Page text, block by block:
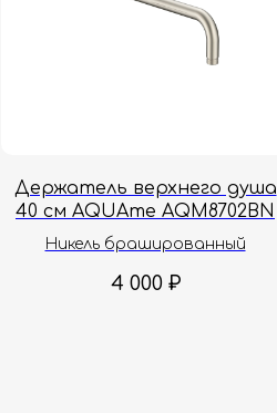
Держатель верхнего душа
40 см AQUAme AQM8702BN
Никель брашированный
4 000 ₽